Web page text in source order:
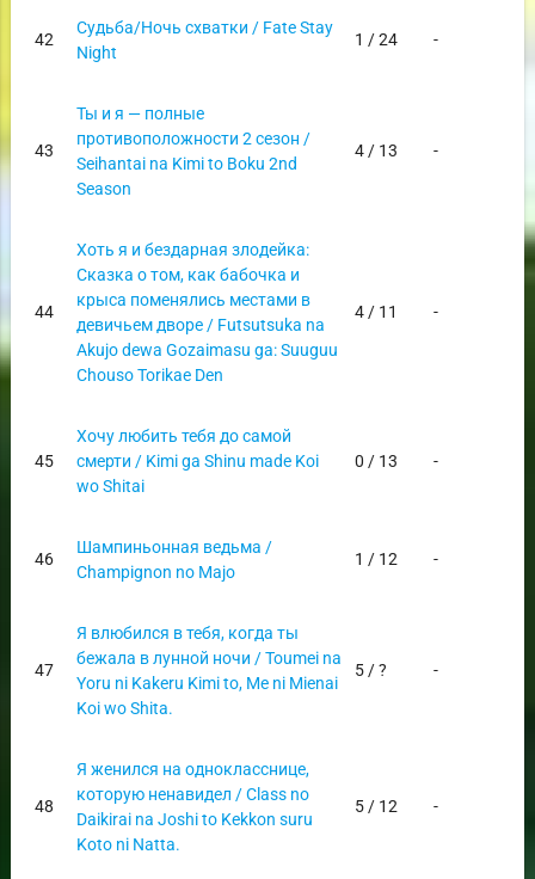
42
Судьба/Ночь схватки / Fate Stay
Night
1 / 24 -
43
Ты и я — полные
противоположности 2 сезон /
Seihantai na Kimi to Boku 2nd
Season
4 / 13 -
44
Хоть я и бездарная злодейка:
Сказка о том, как бабочка и
крыса поменялись местами в
девичьем дворе / Futsutsuka na
Akujo dewa Gozaimasu ga: Suuguu
Chouso Torikae Den
4 / 11 -
45
Хочу любить тебя до самой
смерти / Kimi ga Shinu made Koi
wo Shitai
0 / 13 -
46
Шампиньонная ведьма /
Champignon no Majo
1 / 12 -
47
Я влюбился в тебя, когда ты
бежала в лунной ночи / Toumei na
Yoru ni Kakeru Kimi to, Me ni Mienai
Koi wo Shita.
5 / ? -
48
Я женился на однокласснице,
которую ненавидел / Class no
Daikirai na Joshi to Kekkon suru
Koto ni Natta.
5 / 12 -